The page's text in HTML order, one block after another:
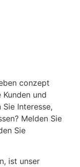
conzept
und
Interesse,
Melden Sie
Sie
ist unser